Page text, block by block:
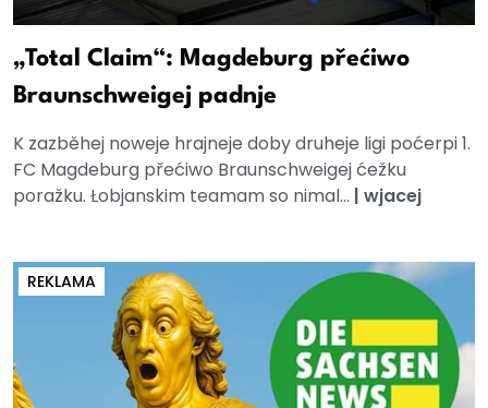
„Total Claim“: Magdeburg přećiwo
Braunschweigej padnje
K zazběhej noweje hrajneje doby druheje ligi poćerpi 1.
FC Magdeburg přećiwo Braunschweigej ćežku
poražku. Łobjanskim teamam so nimal... | wjacej
REKLAMA